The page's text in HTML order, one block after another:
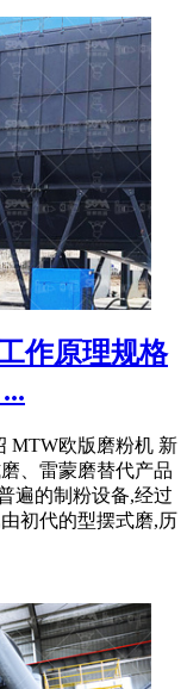
作原理规格
MTW欧版磨粉机 新
、雷蒙磨替代产品
遍的制粉设备,经过
初代的型摆式磨,历